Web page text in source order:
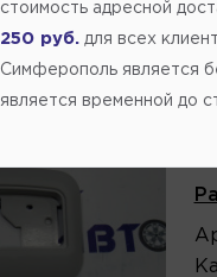
В
стоимость адресной
250 руб. для всех
Симферополь является
является временной до